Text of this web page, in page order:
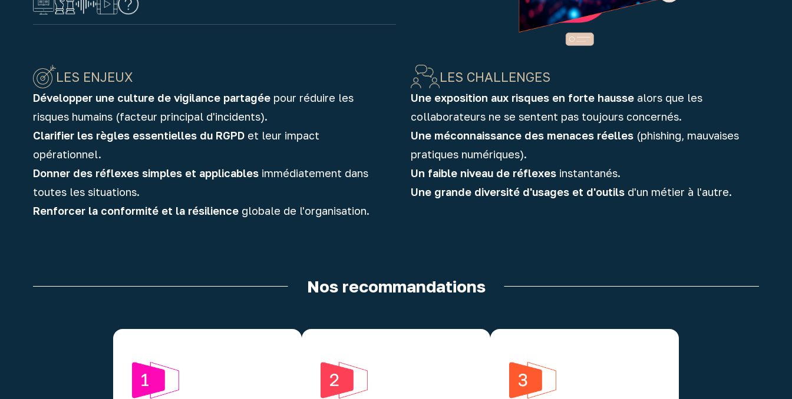
LES ENJEUX
Développer une culture de vigilance partagée pour réduire les
risques humains (facteur principal d'incidents).
Clarifier les règles essentielles du RGPD et leur impact
opérationnel.
Donner des réflexes simples et applicables immédiatement dans
toutes les situations.
Renforcer la conformité et la résilience globale de l'organisation.
LES CHALLENGES
Une exposition aux risques en forte haussealors que les
collaborateurs ne se sentent pas toujours concernés.
Une méconnaissance des menaces réelles(phishing, mauvaises
pratiques numériques).
Un faible niveau de réflexesinstantanés.
Une grande diversité d'usages et d'outilsd'un métier à l'autre.
Nos recommandations